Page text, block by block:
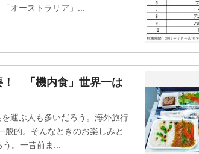
オーストラリア」...
！ 「機内食」世界一は
運ぶ人も多いだろう。海外旅行
般的。そんなときのお楽しみと
う。一昔前ま...